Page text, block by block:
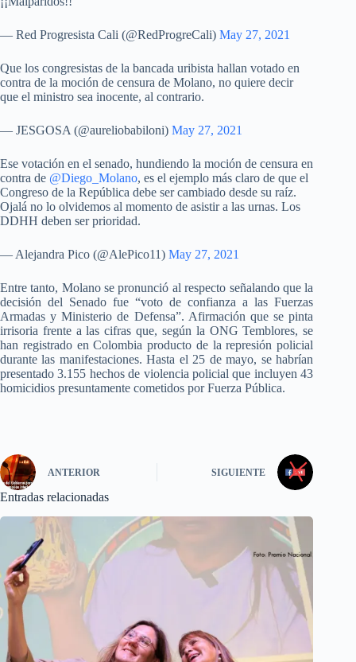
— Red Progresista Cali (@RedProgreCali) May 27, 2021
Que los congresistas de la bancada uribista hallan votado en
contra de la moción de censura de Molano, no quiere decir
que el ministro sea inocente, al contrario.
— JESGOSA (@aureliobabiloni) May 27, 2021
Ese votación en el senado, hundiendo la moción de censura en
contra de @Diego_Molano, es el ejemplo más claro de que el
Congreso de la República debe ser cambiado desde su raíz.
Ojalá no lo olvidemos al momento de asistir a las urnas. Los
DDHH deben ser prioridad.
— Alejandra Pico (@AlePico11) May 27, 2021
Entre tanto, Molano se pronunció al respecto señalando que la
decisión del Senado fue “voto de confianza a las Fuerzas
Armadas y Ministerio de Defensa”. Afirmación que se pinta
irrisoria frente a las cifras que, según la ONG Temblores, se
han registrado en Colombia producto de la represión policial
durante las manifestaciones. Hasta el 25 de mayo, se habrían
presentado 3.155 hechos de violencia policial que incluyen 43
homicidios presuntamente cometidos por Fuerza Pública.
ANTERIOR SIGUIENTE
Entradas relacionadas